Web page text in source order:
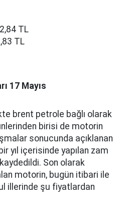
TL
TL
17 Mayıs
brent petrole bağlı olarak
birisi de motorin
sonucunda açıklanan
yıl içerisinde yapılan zam
Son olarak
motorin, bugün itibari ile
illerinde şu fiyatlardan